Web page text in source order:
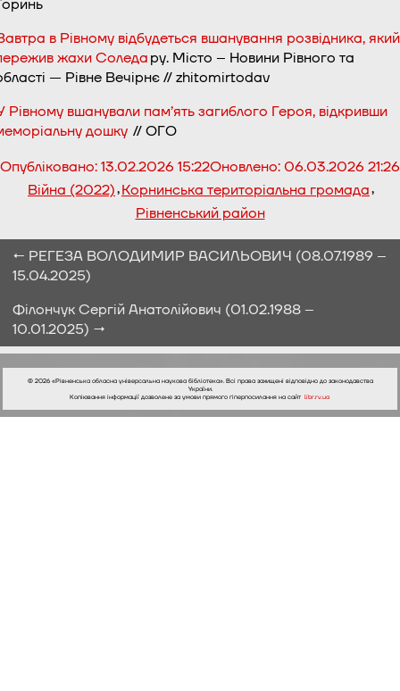
в Рівному відбудеться вшанування розвідника, який
жахи Соледару. Місто – Новини Рівного та
— Рівне Вечірнє // zhitomirtodav
Рівному вшанували пам’ять загиблого Героя, відкривши
дошку // ОГО
Опубліковано:13.02.2026 15:22Оновлено:06.03.2026 21:26
Війна (2022),Корнинська територіальна громада,
Рівненський район
← РЕГЕЗА ВОЛОДИМИР ВАСИЛЬОВИЧ (08.07.1989 –
15.04.2025)
Філончук Сергій Анатолійович (01.02.1988 –
10.01.2025) →
© 2026 «Рівненська обласна універсальна наукова бібліотека». Всі права захищені відповідно до законодавства
України.
Копіювання інформації дозволене за умови прямого гіперпосилання на сайт libr.rv.ua